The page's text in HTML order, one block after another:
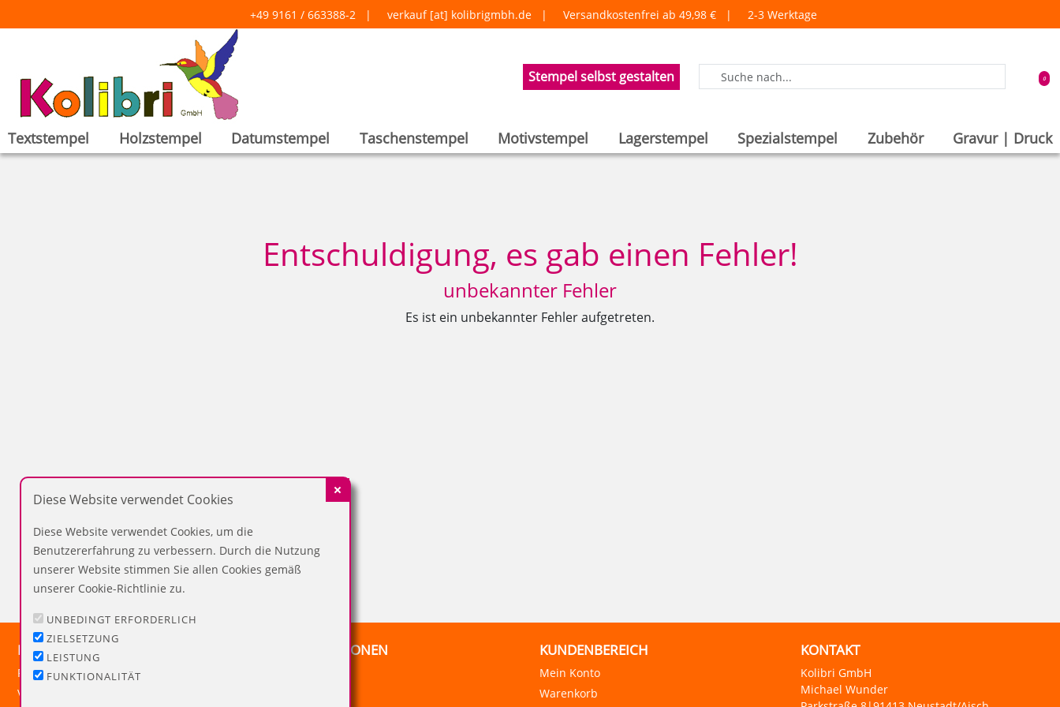
+49 9161 / 663388-2 | verkauf [at] kolibrigmbh.de| Versandkostenfrei ab 49,98 € | 2-3 Werktage
Stempel selbst gestalten 0
Textstempel Holzstempel Datumstempel Taschenstempel Motivstempel Lagerstempel Spezialstempel Zubehör Gravur | Druck
Entschuldigung, es gab einen Fehler!
unbekannter Fehler
Es ist ein unbekannter Fehler aufgetreten.
HINWEISE
FAQ
Versandinformationen
INFORMATIONEN KUNDENBEREICH
Mein Konto
Warenkorb
KONTAKT
Kolibri GmbH
Michael Wunder
Diese Website verwendet Cookies
Diese Website verwendet Cookies, um die
Benutzererfahrung zu verbessern. Durch die Nutzung
unserer Website stimmen Sie allen Cookies gemäß
unserer Cookie-Richtlinie zu.
UNBEDINGT ERFORDERLICH
ZIELSETZUNG
LEISTUNG
FUNKTIONALITÄT